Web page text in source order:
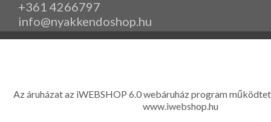
+361 4266797
info@nyakkendoshop.hu
Az áruházat az iWEBSHOP 6.0 webáruház program
www.iwebshop.hu